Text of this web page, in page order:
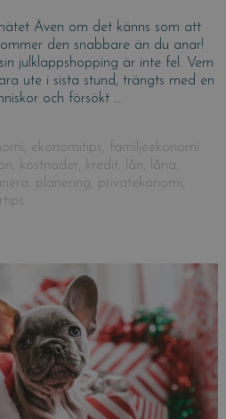
Även om det känns som att
den snabbare än du anar!
julklappshopping är inte fel. Vem
ute i sista stund, trängts med en
och försökt …
, ekonomitips, familjeekonomi
, kostnader , kredit, lån, låna,
, planering, privatekonomi,